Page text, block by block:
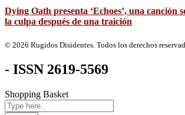
Dying Oath presenta ‘Echoes’, una canción
la culpa después de una traición
© 2026 Rugidos Disidentes. Todos los derechos
- ISSN 2619-5569
Shopping Basket